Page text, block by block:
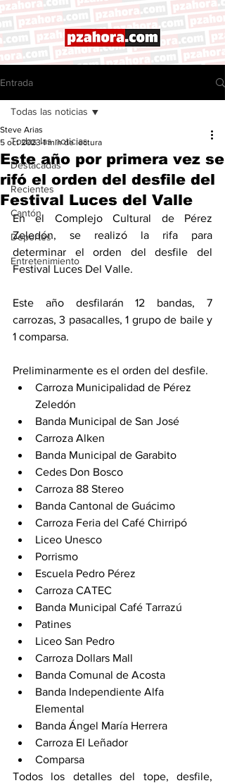
Entrada
Todas las noticias
Destacadas
Recientes
Cantón
Deportes
Entretenimiento
Todas las noticias
Este año por primera vez se
rifó el orden del desfile del
Festival Luces del Valle
Steve Arias
5 oct 2023 1 min de lectura
En el Complejo Cultural de Pérez
Zeledón, se realizó la rifa para
determinar el orden del desfile del
Festival Luces Del Valle.
Este año desfilarán 12 bandas, 7
carrozas, 3 pasacalles, 1 grupo de baile y
1 comparsa.
Carroza Municipalidad de Pérez
Zeledón
Banda Municipal de San José
Carroza Alken
Banda Municipal de Garabito
Cedes Don Bosco
Carroza 88 Stereo
Banda Cantonal de Guácimo
Carroza Feria del Café Chirripó
Liceo Unesco
Porrismo
Escuela Pedro Pérez
Carroza CATEC
Banda Municipal Café Tarrazú
Patines
Liceo San Pedro
Carroza Dollars Mall
Banda Comunal de Acosta
Banda Independiente Alfa
Elemental
Banda Ángel María Herrera
Carroza El Leñador
Comparsa
Todos los detalles del tope, desfile,